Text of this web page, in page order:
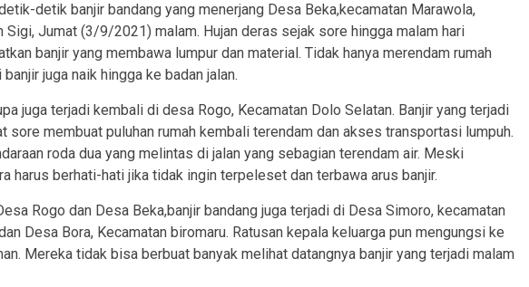
detik banjir bandang yang menerjang Desa Beka,kecamatan Marawola,
Sigi, Jumat (3/9/2021) malam. Hujan deras sejak sore hingga malam hari
banjir yang membawa lumpur dan material. Tidak hanya merendam rumah
juga naik hingga ke badan jalan.
juga terjadi kembali di desa Rogo, Kecamatan Dolo Selatan. Banjir yang terjadi
sore membuat puluhan rumah kembali terendam dan akses transportasi lumpuh.
roda dua yang melintas di jalan yang sebagian terendam air. Meski
harus berhati-hati jika tidak ingin terpeleset dan terbawa arus banjir.
Rogo dan Desa Beka,banjir bandang juga terjadi di Desa Simoro, kecamatan
Desa Bora, Kecamatan biromaru. Ratusan kepala keluarga pun mengungsi ke
Mereka tidak bisa berbuat banyak melihat datangnya banjir yang terjadi malam